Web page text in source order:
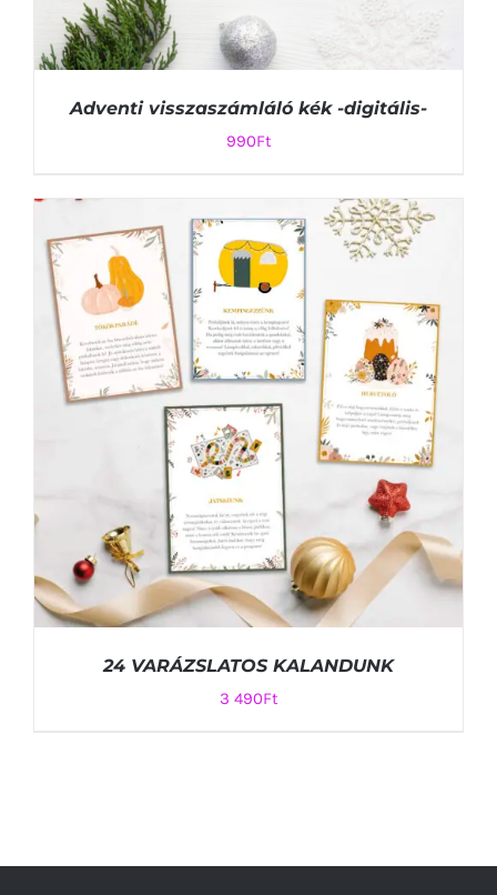
KOSÁRBA TESZEM
RÉSZLETEK
Adventi visszaszámláló kék -digitális-
990Ft
24 VARÁZSLATOS KALANDUNK
3 490Ft